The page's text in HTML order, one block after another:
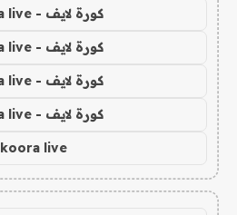
كورة لايف - koora live
كورة لايف - koora live
كورة لايف - koora live
كورة لايف - koora live
koora live